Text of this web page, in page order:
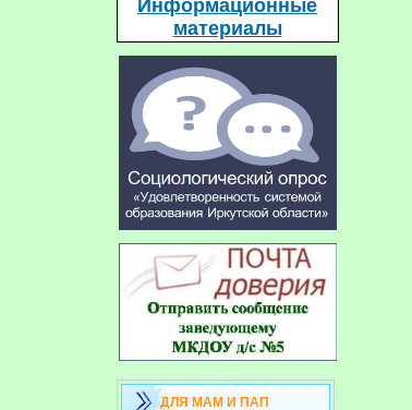
Информационные
материалы
ДЛЯ МАМ И ПАП